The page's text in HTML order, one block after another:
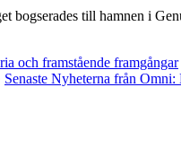
till hamnen i
och framstående framgångar
Senaste Nyheterna från